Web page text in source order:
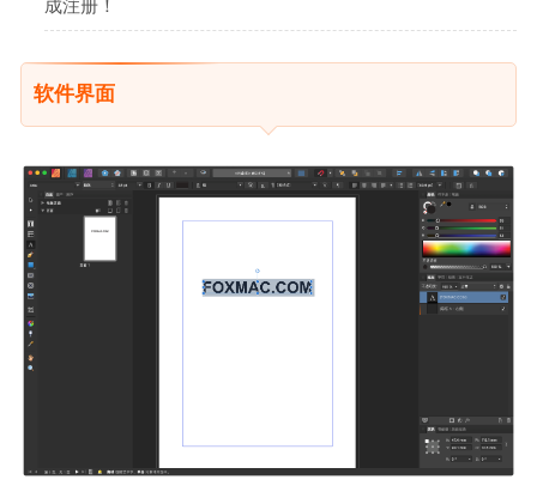
成注册！
软件界面